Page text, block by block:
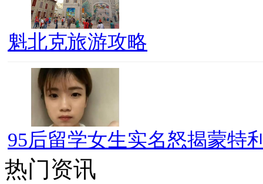
魁北克旅游攻略
95后留学女生实名怒揭蒙特
热门资讯